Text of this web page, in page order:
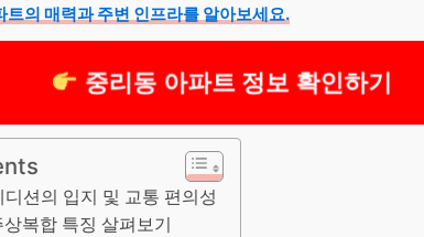
트의 매력과 주변 인프라를 알아보세요.
중리동 아파트 정보 확인하기
션의 입지 및 교통 편의성
복합 특징 살펴보기